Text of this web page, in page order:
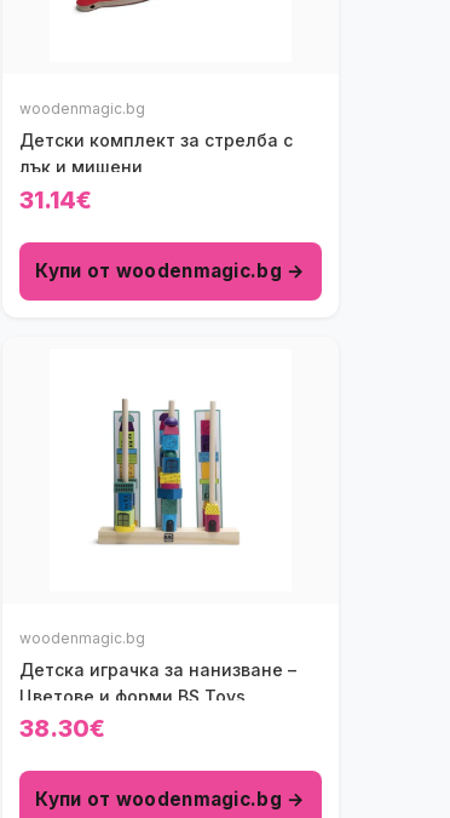
woodenmagic.bg
Детски комплект за стрелба с
лък и мишени
31.14€
Купи от woodenmagic.bg →
woodenmagic.bg
Детска играчка за нанизване –
Цветове и форми BS Toys
38.30€
Купи от woodenmagic.bg →